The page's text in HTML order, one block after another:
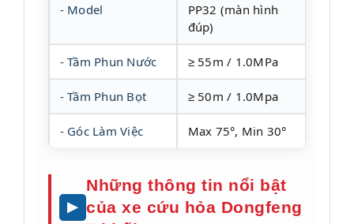
- Model
PP32 (màn hình
đúp)
- Tầm Phun Nước ≥ 55m / 1.0MPa
- Tầm Phun Bọt ≥ 50m / 1.0Mpa
- Góc Làm Việc Max 75°, Min 30°
Những thông tin nổi bật
của xe cứu hỏa Dongfeng